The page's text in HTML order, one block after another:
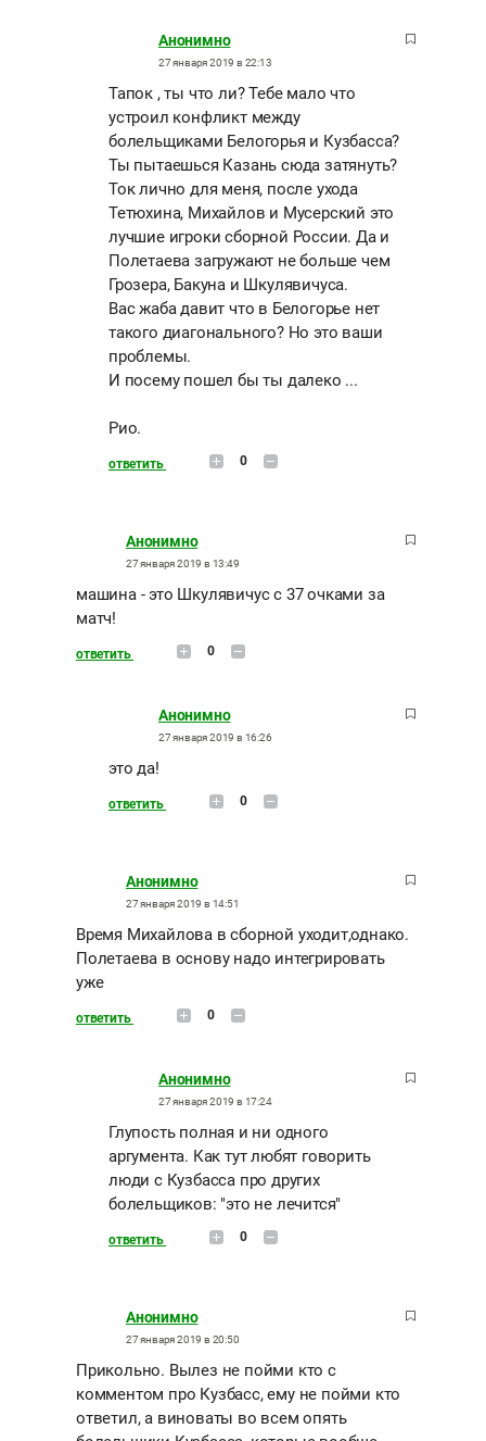
Анонимно
27 января 2019 в 22:13
Тапок , ты что ли? Тебе мало что
устроил конфликт между
болельщиками Белогорья и Кузбасса?
Ты пытаешься Казань сюда затянуть?
Ток лично для меня, после ухода
Тетюхина, Михайлов и Мусерский это
лучшие игроки сборной России. Да и
Полетаева загружают не больше чем
Грозера, Бакуна и Шкулявичуса.
Вас жаба давит что в Белогорье нет
такого диагонального? Но это ваши
проблемы.
И посему пошел бы ты далеко ...
Рио.
ответить 0
Анонимно
27 января 2019 в 13:49
машина - это Шкулявичус с 37 очками за
матч!
ответить 0
Анонимно
27 января 2019 в 16:26
это да!
ответить 0
Анонимно
27 января 2019 в 14:51
Время Михайлова в сборной уходит,однако.
Полетаева в основу надо интегрировать
уже
ответить 0
Анонимно
27 января 2019 в 17:24
Глупость полная и ни одного
аргумента. Как тут любят говорить
люди с Кузбасса про других
болельщиков: "это не лечится"
ответить 0
Анонимно
27 января 2019 в 20:50
Прикольно. Вылез не пойми кто с
комментом про Кузбасс, ему не пойми кто
ответил, а виноваты во всем опять